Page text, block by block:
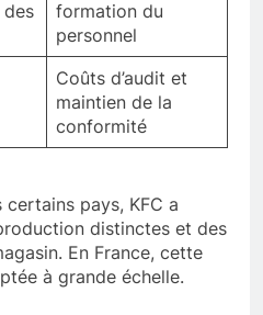
des
formation du
personnel
Coûts d’audit et
maintien de la
conformité
pays, KFC a
distinctes et des
En France, cette
à grande échelle.